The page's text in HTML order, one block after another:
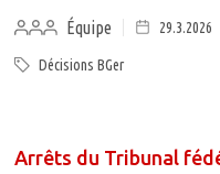
Équipe
29.3.2026
Décisions BGer
Arrêts du Tribunal